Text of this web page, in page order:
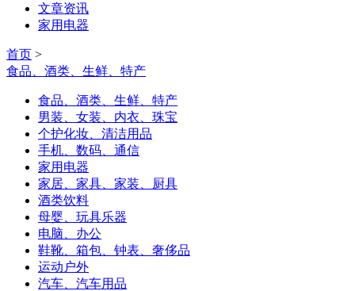
文章资讯
家用电器
首页 >
食品、酒类、生鲜、特产
食品、酒类、生鲜、特产
男装、女装、内衣、珠宝
个护化妆、清洁用品
手机、数码、通信
家用电器
家居、家具、家装、厨具
酒类饮料
母婴、玩具乐器
电脑、办公
鞋靴、箱包、钟表、奢侈品
运动户外
汽车、汽车用品